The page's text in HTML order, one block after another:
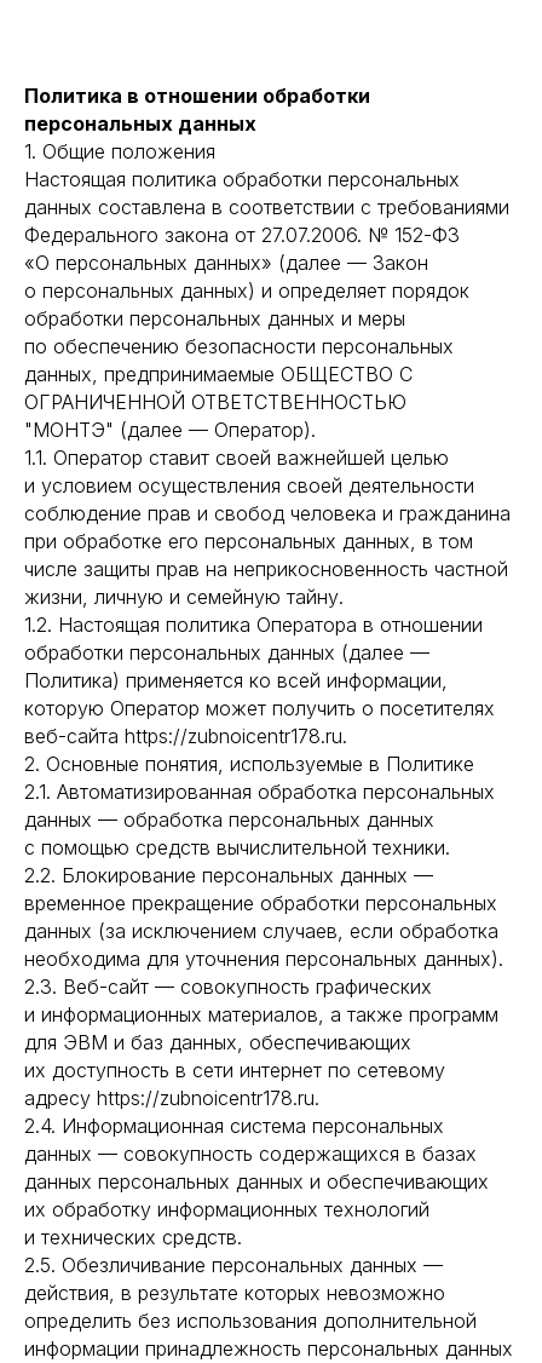
Политика в отношении обработки
персональных данных
1. Общие положения
Настоящая политика обработки персональных
данных составлена в соответствии с требованиями
Федерального закона от 27.07.2006. № 152-ФЗ
«О персональных данных» (далее — Закон
о персональных данных) и определяет порядок
обработки персональных данных и меры
по обеспечению безопасности персональных
данных, предпринимаемые ОБЩЕСТВО С
ОГРАНИЧЕННОЙ ОТВЕТСТВЕННОСТЬЮ
"МОНТЭ" (далее — Оператор).
1.1. Оператор ставит своей важнейшей целью
и условием осуществления своей деятельности
соблюдение прав и свобод человека и гражданина
при обработке его персональных данных, в том
числе защиты прав на неприкосновенность частной
жизни, личную и семейную тайну.
1.2. Настоящая политика Оператора в отношении
обработки персональных данных (далее —
Политика) применяется ко всей информации,
которую Оператор может получить о посетителях
веб-сайта https://zubnoicentr178.ru.
2. Основные понятия, используемые в Политике
2.1. Автоматизированная обработка персональных
данных — обработка персональных данных
с помощью средств вычислительной техники.
2.2. Блокирование персональных данных —
временное прекращение обработки персональных
данных (за исключением случаев, если обработка
необходима для уточнения персональных данных).
2.3. Веб-сайт — совокупность графических
и информационных материалов, а также программ
для ЭВМ и баз данных, обеспечивающих
их доступность в сети интернет по сетевому
адресу https://zubnoicentr178.ru.
2.4. Информационная система персональных
данных — совокупность содержащихся в базах
данных персональных данных и обеспечивающих
их обработку информационных технологий
и технических средств.
2.5. Обезличивание персональных данных —
действия, в результате которых невозможно
определить без использования дополнительной
информации принадлежность персональных данных